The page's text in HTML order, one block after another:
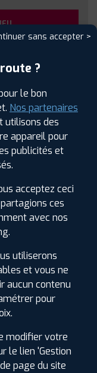
sans accepter >
?
le bon
Nos partenaires
utilisons des
appareil pour
publicités et
acceptez ceci
ces
avec nos
utiliserons
et vous ne
aucun contenu
pour
modifier votre
le lien 'Gestion
page du site